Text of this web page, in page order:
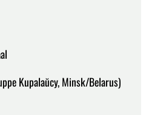
Kupalaŭcy, Minsk/Belarus)